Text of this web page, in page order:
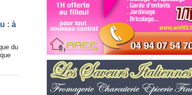
: à
du